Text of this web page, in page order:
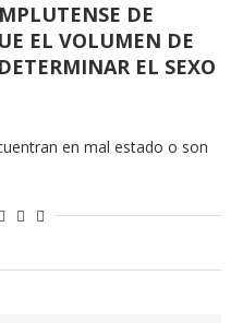
DE
EL VOLUMEN DE
EL SEXO
en mal estado o son